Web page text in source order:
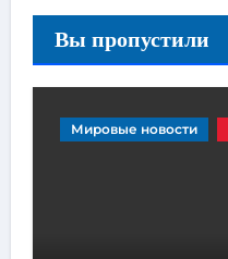
Вы пропустили
Мировые новости